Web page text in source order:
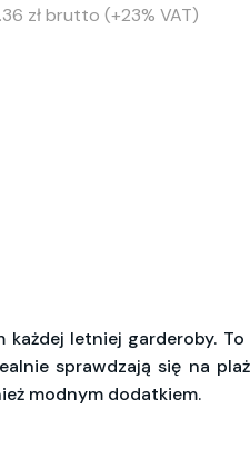
zł brutto (+23% VAT)
letniej garderoby.
sprawdzają się na
modnym dodatkiem.